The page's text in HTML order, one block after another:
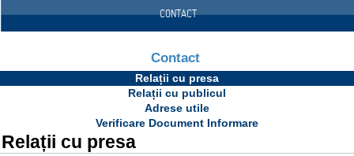
CONTACT
Contact
Relații cu presa
Relații cu publicul
Adrese utile
Verificare Document Informare
Relații cu presa